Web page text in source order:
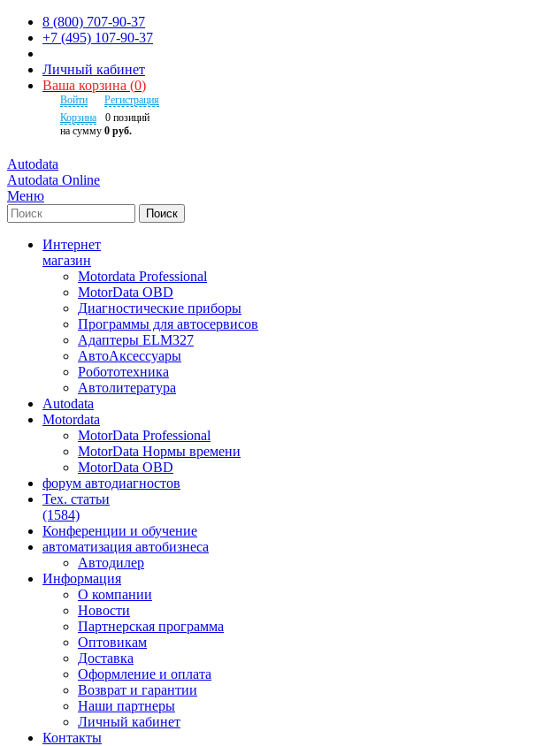
8 (800) 707-90-37
+7 (495) 107-90-37
Личный кабинет
Ваша корзина (0)
Войти
Регистрация
Корзина
0 позиций
на сумму 0 руб.
Autodata
Autodata Online
Меню
Поиск
Интернет
магазин
Motordata Professional
MotorData OBD
Диагностические приборы
Программы для автосервисов
Адаптеры ELM327
АвтоАксессуары
Робототехника
Автолитература
Autodata
Motordata
MotorData Professional
MotorData Нормы времени
MotorData OBD
форум автодиагностов
Тех. статьи
(1584)
Конференции и обучение
автоматизация автобизнеса
Автодилер
Информация
О компании
Новости
Партнерская программа
Оптовикам
Доставка
Оформление и оплата
Возврат и гарантии
Наши партнеры
Личный кабинет
Контакты